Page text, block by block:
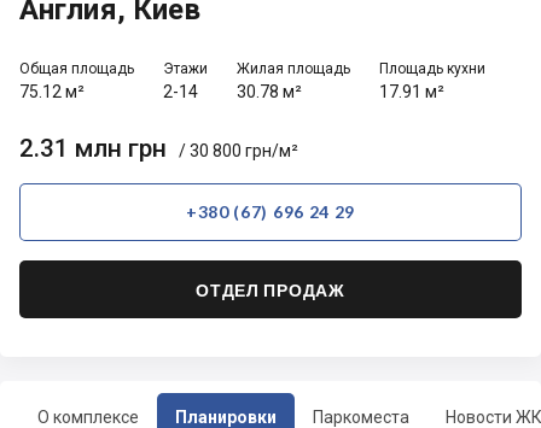
О комплексе Планировки Паркоместа Новости ЖК
Англия, Киев
Общая площадь
75.12 м²
Этажи
2-14
Жилая площадь
30.78 м²
Площадь кухни
17.91 м²
2.31 млн грн / 30 800 грн/м²
+380 (67) 696 24 29
ОТДЕЛ ПРОДАЖ